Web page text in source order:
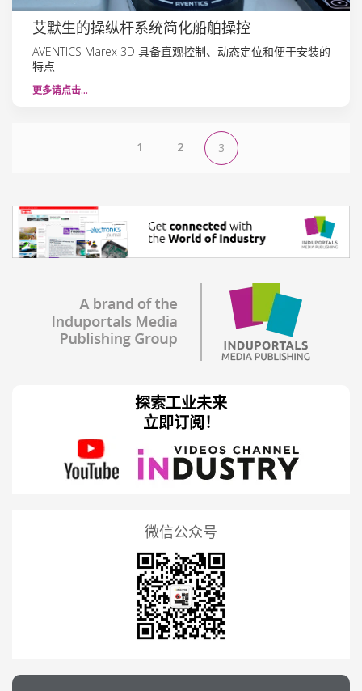
艾默生的操纵杆系统简化船舶操控
AVENTICS Marex 3D 具备直观控制、动态定位和便于安装的
特点
更多请点击…
1 2 3
探索工业未来
立即订阅！
微信公众号